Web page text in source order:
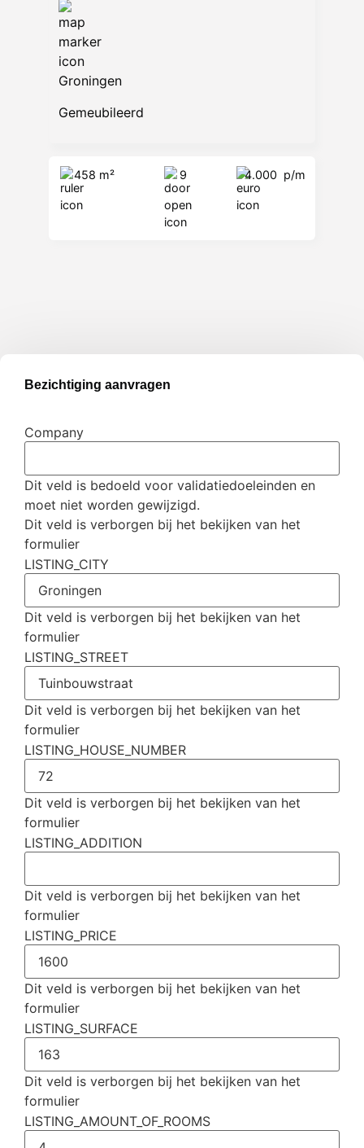
Groningen
Gemeubileerd
458 m² 9 4.000 p/m
Bezichtiging aanvragen
Company
Dit veld is bedoeld voor validatiedoeleinden en
moet niet worden gewijzigd.
Dit veld is verborgen bij het bekijken van het
formulier
LISTING_CITY
Dit veld is verborgen bij het bekijken van het
formulier
LISTING_STREET
Dit veld is verborgen bij het bekijken van het
formulier
LISTING_HOUSE_NUMBER
Dit veld is verborgen bij het bekijken van het
formulier
LISTING_ADDITION
Dit veld is verborgen bij het bekijken van het
formulier
LISTING_PRICE
Dit veld is verborgen bij het bekijken van het
formulier
LISTING_SURFACE
Dit veld is verborgen bij het bekijken van het
formulier
LISTING_AMOUNT_OF_ROOMS